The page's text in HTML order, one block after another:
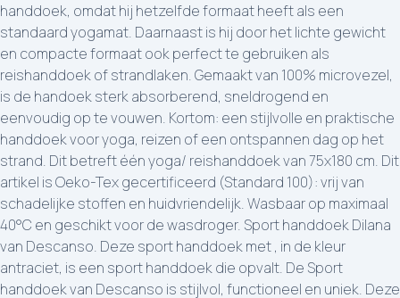
handdoek, omdat hij hetzelfde formaat heeft als een
standaard yogamat. Daarnaast is hij door het lichte gewicht
en compacte formaat ook perfect te gebruiken als
reishanddoek of strandlaken. Gemaakt van 100% microvezel,
is de handoek sterk absorberend, sneldrogend en
eenvoudig op te vouwen. Kortom: een stijlvolle en praktische
handdoek voor yoga, reizen of een ontspannen dag op het
strand. Dit betreft één yoga/ reishanddoek van 75x180 cm. Dit
artikel is Oeko-Tex gecertificeerd (Standard 100): vrij van
schadelijke stoffen en huidvriendelijk. Wasbaar op maximaal
40°C en geschikt voor de wasdroger. Sport handdoek Dilana
van Descanso. Deze sport handdoek met , in de kleur
antraciet, is een sport handdoek die opvalt. De Sport
handdoek van Descanso is stijlvol, functioneel en uniek. Deze